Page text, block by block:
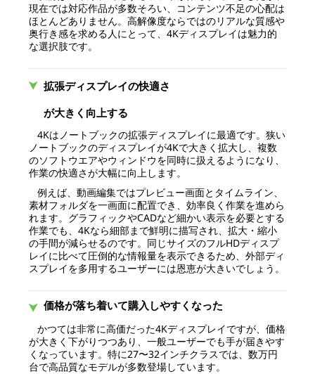
現在では対応作品が多数そろい、コンテンツ不足の心配は
ほとんどありません。高解像度ならではのリアルな質感や
奥行き感を求める人にとって、4Kディスプレイは魅力的
な選択肢です。
拡張ディスプレイの快適さ
が大きく向上する
4Kはノートブックの拡張ディスプレイに最適です。狭い
ノートブックのディスプレイが4Kで大きく拡大し、複数
のソフトウエアやウィンドウを同時に扱えるようになり、
作業の快適さが大幅に向上します。
例えば、動画編集ではプレビュー画面とタイムライン、
素材フォルダを一画面に配置でき、効率良く作業を進めら
れます。グラフィックやCADなど細かい表示を必要とする
作業でも、4Kなら細部まで鮮明に描写され、拡大・縮小
の手間が減らせるのです。同じサイズのフルHDディスプ
レイに比べて圧倒的な情報量を表示できるため、外部ディ
スプレイを多用するユーザーには恩恵が大きいでしょう。
価格が落ち着いて購入しやすくなった
かつては非常に高価だった4Kディスプレイですが、価格
が大きく下がりつつあり、一般ユーザーでも手が届きやす
くなっています。特に27〜32インチクラスでは、数万円
台で高品質なモデルが多数登場しています。